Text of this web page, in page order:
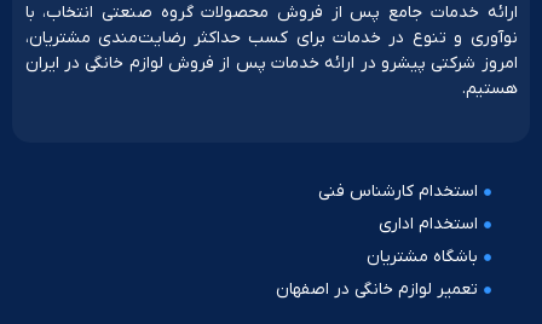
ارائه خدمات جامع پس از فروش محصولات گروه صنعتی انتخاب، با
نوآوری و تنوع در خدمات برای کسب حداکثر رضایت‌مندی مشتریان،
امروز شرکتی پیشرو در ارائه خدمات پس از فروش لوازم خانگی در ایران
هستیم.
استخدام کارشناس فنی
استخدام اداری
باشگاه مشتریان
تعمیر لوازم خانگی در اصفهان